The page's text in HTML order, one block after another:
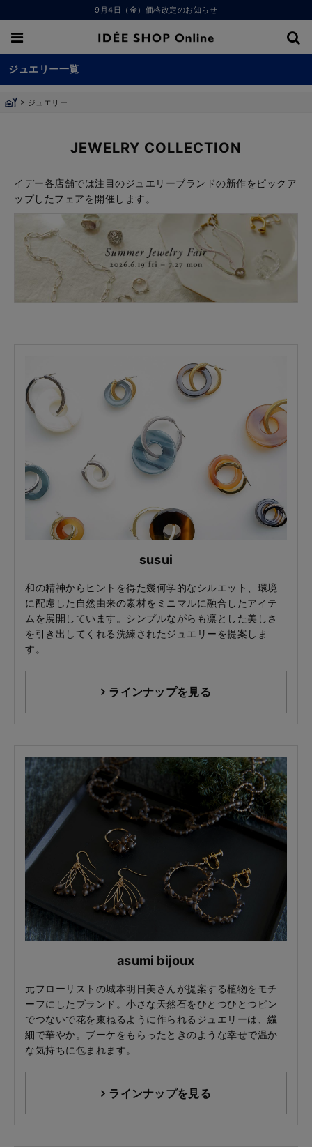
9月4日（金）価格改定のお知らせ
ジュエリー一覧
> ジュエリー
JEWELRY COLLECTION
イデー各店舗では注目のジュエリーブランドの新作をピックア
ップしたフェアを開催します。
susui
和の精神からヒントを得た幾何学的なシルエット、環境
に配慮した自然由来の素材をミニマルに融合したアイテ
ムを展開しています。シンプルながらも凛とした美しさ
を引き出してくれる洗練されたジュエリーを提案しま
す。
ラインナップを見る
asumi bijoux
元フローリストの城本明日美さんが提案する植物をモチ
ーフにしたブランド。小さな天然石をひとつひとつピン
でつないで花を束ねるように作られるジュエリーは、繊
細で華やか。ブーケをもらったときのような幸せで温か
な気持ちに包まれます。
ラインナップを見る